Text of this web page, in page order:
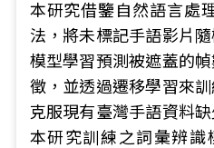
本研究借鑒自然語言處
法，將未標記手語影片
模型學習預測被遮蓋的
徵，並透過遷移學習來
克服現有臺灣手語資料
本研究訓練之詞彙辨識